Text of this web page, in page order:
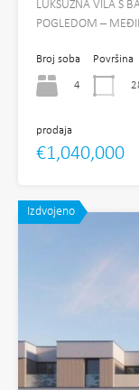
LUKSUZNA VILA S
POGLEDOM –
Broj soba
4
Površina
prodaja
€1,040,000
Izdvojeno